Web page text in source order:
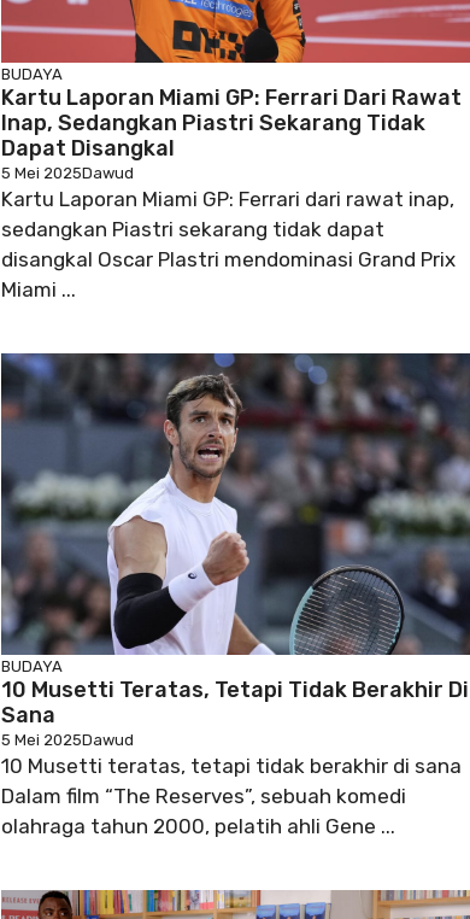
BUDAYA
Kartu Laporan Miami GP: Ferrari Dari Rawat
Inap, Sedangkan Piastri Sekarang Tidak
Dapat Disangkal
5 Mei 2025Dawud
Kartu Laporan Miami GP: Ferrari dari rawat inap,
sedangkan Piastri sekarang tidak dapat
disangkal Oscar Plastri mendominasi Grand Prix
Miami ...
BUDAYA
10 Musetti Teratas, Tetapi Tidak Berakhir Di
Sana
5 Mei 2025Dawud
10 Musetti teratas, tetapi tidak berakhir di sana
Dalam film “The Reserves”, sebuah komedi
olahraga tahun 2000, pelatih ahli Gene ...